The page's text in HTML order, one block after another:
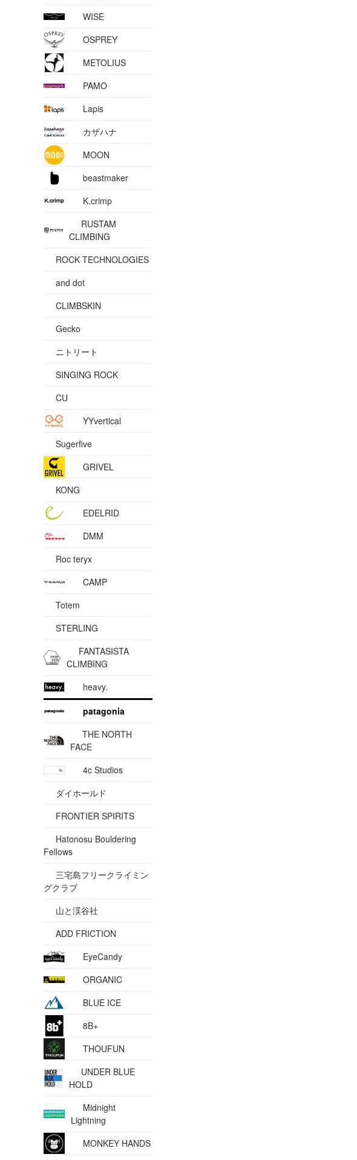
WISE
OSPREY
METOLIUS
PAMO
Lapis
カザハナ
MOON
beastmaker
K.crimp
RUSTAM
CLIMBING
ROCK TECHNOLOGIES
and dot
CLIMBSKIN
Gecko
ニトリート
SINGING ROCK
CU
YYvertical
Sugerfive
GRIVEL
KONG
EDELRID
DMM
Roc teryx
CAMP
Totem
STERLING
FANTASISTA
CLIMBING
heavy.
patagonia
THE NORTH
FACE
4c Studios
ダイホールド
FRONTIER SPIRITS
Hatonosu Bouldering
Fellows
三宅島フリークライミン
グクラブ
山と渓谷社
ADD FRICTION
EyeCandy
ORGANIC
BLUE ICE
8B+
THOUFUN
UNDER BLUE
HOLD
Midnight
Lightning
MONKEY HANDS